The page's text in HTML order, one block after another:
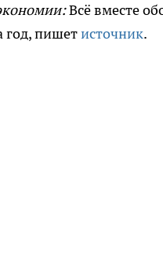
Всё вместе
год, пишетисточник.